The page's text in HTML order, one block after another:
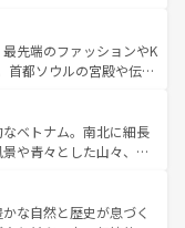
い。
り、サーフィンやダイ
ア好きにはたまらな
存分に味わいつくそ
東部など、都市の喧騒
れる人に新しい発見と
深い台湾の食文化も魅
バラエティ豊かな料理
情報は コンテンツ一覧を参
先端のファッションやK
首都ソウルの宮殿や伝統
自然美を楽しむことが
品のストリートフード
いる。夜には、韓国な
な魅力を心ゆくまで味
、新着の韓国情報はコンテンツ一
ベトナム。南北に細長
や青々とした山々、世
ノイの古い町並みやホ
物も、独特の雰囲気を
な自然と歴史が息づく